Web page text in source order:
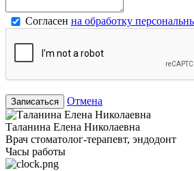
Согласен на обработку
Записаться Отмена
Таланина Елена Николаевна
Врач стоматолог-терапевт, эндодонт
Часы работы